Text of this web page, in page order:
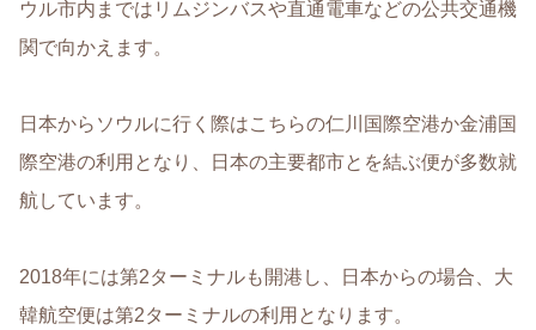
ウル市内まではリムジンバスや直通電車などの公共交通機
関で向かえます。
日本からソウルに行く際はこちらの仁川国際空港か金浦国
際空港の利用となり、日本の主要都市とを結ぶ便が多数就
航しています。
2018年には第2ターミナルも開港し、日本からの場合、大
韓航空便は第2ターミナルの利用となります。